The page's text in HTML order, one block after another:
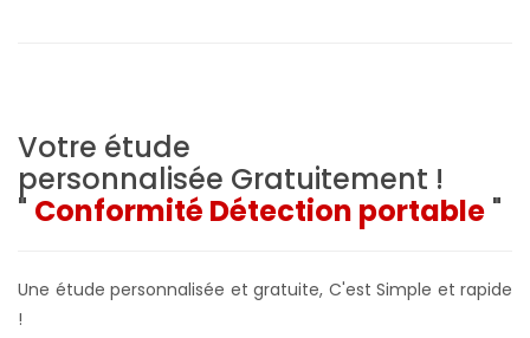
Votre étude
personnalisée Gratuitement !
" Conformité Détection portable "
Une étude personnalisée et gratuite, C'est Simple et rapide
!